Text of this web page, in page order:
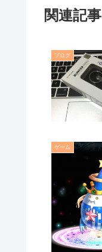
関連記事
ブログ
ゲーム